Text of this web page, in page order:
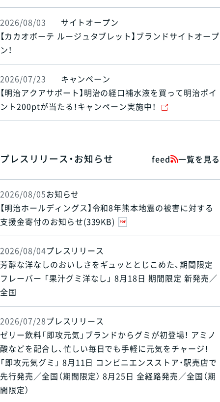
2026/08/03
サイトオープン
【カカオボーテ ルージュタブレット】ブランドサイトオープ
ン！
2026/07/23
キャンペーン
【明治アクアサポート】明治の経口補水液を買って明治ポイ
ント200ptが当たる！キャンペーン実施中！
プレスリリース・お知らせ feed 一覧を見る
2026/08/05お知らせ
【明治ホールディングス】令和8年熊本地震の被害に対する
支援金寄付のお知らせ(339KB)
2026/08/04プレスリリース
芳醇な洋なしのおいしさをギュッととじこめた、期間限定
フレーバー 「果汁グミ洋なし」 8月18日 期間限定 新発売／
全国
2026/07/28プレスリリース
ゼリー飲料「即攻元気」ブランドからグミが初登場！ アミノ
酸などを配合し、忙しい毎日でも手軽に元気をチャージ！
「即攻元気グミ」 8月11日 コンビニエンスストア・駅売店で
先行発売／全国（期間限定） 8月25日 全経路発売／全国（期
間限定）